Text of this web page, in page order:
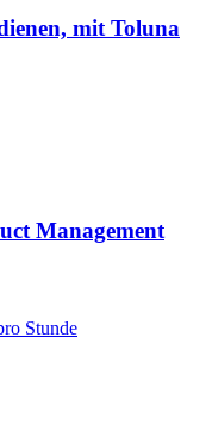
mit Toluna
Management
Stunde